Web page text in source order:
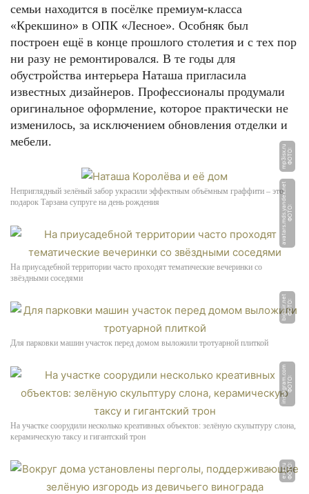
семьи находится в посёлке премиум-класса
«Крекшино» в ОПК «Лесное». Особняк был
построен ещё в конце прошлого столетия и с тех пор
ни разу не ремонтировался. В те годы для
обустройства интерьера Наташа пригласила
известных дизайнеров. Профессионалы продумали
оригинальное оформление, которое практически не
изменилось, за исключением обновления отделки и
мебели.
Ф
О
Т
О:
m
p
3i
s
x.
r
u
Неприглядный зелёный забор украсили эффектным объёмным граффити – это
подарок Тарзана супруге на день рождения
Ф
О
Т
О:
a
v
a
t
a
r
s.
m
d
s.
y
a
n
d
e
x.
n
e
t
На приусадебной территории часто проходят тематические вечеринки со
звёздными соседями
Ф
О
Т
О:
bi
g
mi
r.
n
e
t
Для парковки машин участок перед домом выложили тротуарной плиткой
Ф
О
Т
О:
i
n
s
t
a
g
r
a
m.
c
o
m
На участке соорудили несколько креативных объектов: зелёную скульптуру слона,
керамическую таксу и гигантский трон
Ф
О
Т
О:
e
v
a.
r
u